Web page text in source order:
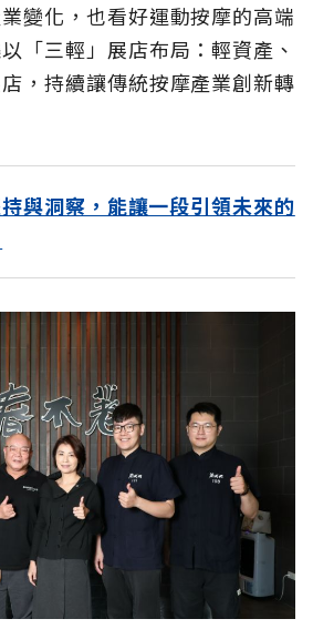
變化，也看好運動按摩的高端
「三輕」展店布局：輕資產、
，持續讓傳統按摩產業創新轉
與洞察，能讓一段引領未來的